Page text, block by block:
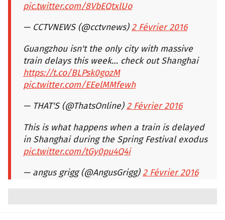
pic.twitter.com/8VbEQtxlUo
— CCTVNEWS (@cctvnews)2 Février 2016
Guangzhou isn't the only city with massive
train delays this week… check out Shanghai
https://t.co/BLPsk0gozM
pic.twitter.com/EEelMMfewh
— THAT'S (@ThatsOnline)2 Février 2016
This is what happens when a train is delayed
in Shanghai during the Spring Festival exodus
pic.twitter.com/tGy0pu4Q4i
— angus grigg (@AngusGrigg)2 Février 2016